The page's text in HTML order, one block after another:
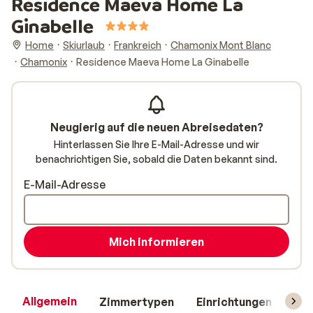
Ginabelle
Home Skiurlaub Frankreich
Chamonix Mont Blanc
Chamonix
Residence Maeva Home La Ginabelle
Allgemein Zimmertypen Einrichtungen
Neugierig auf die neuen Abreisedaten?
Hinterlassen Sie Ihre E-Mail-Adresse und wir
benachrichtigen Sie, sobald die Daten bekannt sind.
E-Mail-Adresse
Mich informieren